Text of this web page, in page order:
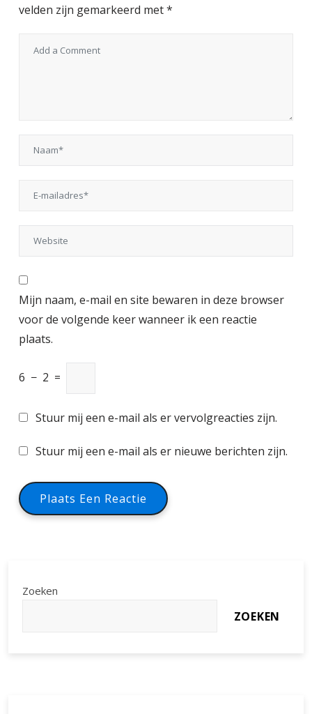
velden zijn gemarkeerd met*
Mijn naam, e-mail en site bewaren in deze browser
voor de volgende keer wanneer ik een reactie
plaats.
6 − 2 =
Stuur mij een e-mail als er vervolgreacties zijn.
Stuur mij een e-mail als er nieuwe berichten zijn.
Zoeken
ZOEKEN